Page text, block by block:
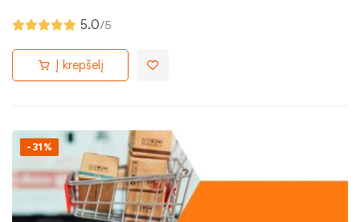
5.0/5
Į krepšelį
-31%